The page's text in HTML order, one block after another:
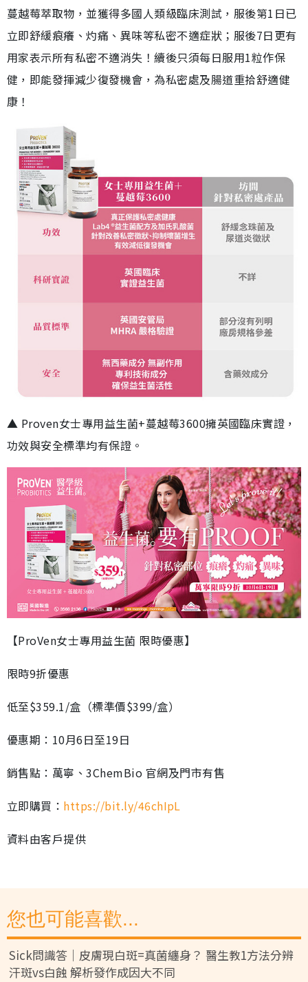
蔓越莓萃取物，並獲得多國人類級臨床測試，服後第1日已
立即舒緩痕癢、灼痛、異味等私密不適症狀；服後7日更有
用家表示所有私密不適消失！續後只須每日服用1粒作保
健，即能發揮減少復發機會，為私密處及腸道重拾舒適健
康！
▲ Proven女士專用益生菌+蔓越莓3600擁英國臨床實證，
功效與安全標準均有保證。
【ProVen女士專用益生菌 限時優惠】
限時9折優惠
低至$359.1/盒（標準價$399/盒）
優惠期：10月6日至19日
銷售點：萬寧、3ChemBio 官網及門市有售
立即購買： https://bit.ly/46chIpL
資料由客戶提供
您也可能喜歡...
Sick問識答｜皮膚現白斑=真菌纏身？ 醫生教1方法分辨
汗斑vs白蝕 解析發作成因大不同